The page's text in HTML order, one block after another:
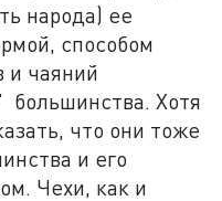
народа) ее
способом
и чаяний
большинства. Хотя
что они тоже
и его
Чехи, как и